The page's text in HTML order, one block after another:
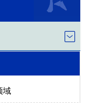
域